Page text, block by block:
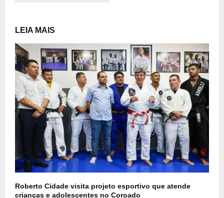
LEIA MAIS
Roberto Cidade visita projeto esportivo que atende
crianças e adolescentes no Coroado